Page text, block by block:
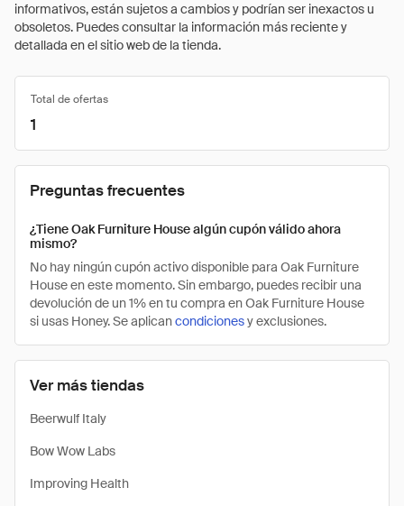
informativos, están sujetos a cambios y podrían ser inexactos u
obsoletos. Puedes consultar la información más reciente y
detallada en el sitio web de la tienda.
Ver más tiendas
Beerwulf Italy
Bow Wow Labs
Improving Health
Total de ofertas
1
Preguntas frecuentes
¿Tiene Oak Furniture House algún cupón válido ahora
mismo?
No hay ningún cupón activo disponible para Oak Furniture
House en este momento. Sin embargo, puedes recibir una
devolución de un 1% en tu compra en Oak Furniture House
si usas Honey. Se aplicancondicionesy exclusiones.